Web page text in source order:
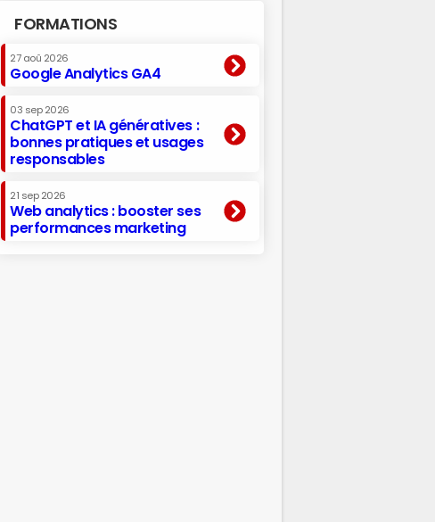
FORMATIONS
27 aoû 2026
Google Analytics GA4
03 sep 2026
ChatGPT et IA génératives :
bonnes pratiques et usages
responsables
21 sep 2026
Web analytics : booster ses
performances marketing